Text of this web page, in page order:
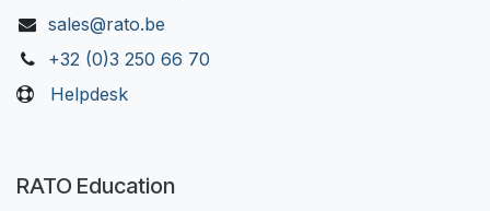
sales@rato.be
+32 (0)3 250 66 70
Helpdesk
RATO Education